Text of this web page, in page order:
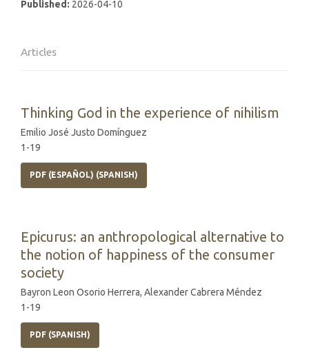
Published: 2026-04-10
Articles
Thinking God in the experience of nihilism
Emilio José Justo Domínguez
1-19
PDF (ESPAÑOL) (SPANISH)
Epicurus: an anthropological alternative to
the notion of happiness of the consumer
society
Bayron Leon Osorio Herrera, Alexander Cabrera Méndez
1-19
PDF (SPANISH)